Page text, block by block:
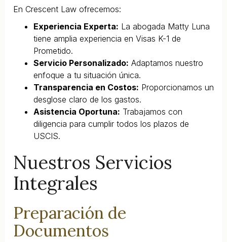
En Crescent Law ofrecemos:
Experiencia Experta: La abogada Matty Luna
tiene amplia experiencia en Visas K-1 de
Prometido.
Servicio Personalizado: Adaptamos nuestro
enfoque a tu situación única.
Transparencia en Costos: Proporcionamos un
desglose claro de los gastos.
Asistencia Oportuna: Trabajamos con
diligencia para cumplir todos los plazos de
USCIS.
Nuestros Servicios
Integrales
Preparación de
Documentos